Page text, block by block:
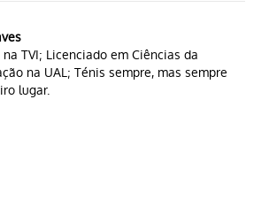
TVI; Licenciado em Ciências da
na UAL; Ténis sempre, mas sempre
lugar.